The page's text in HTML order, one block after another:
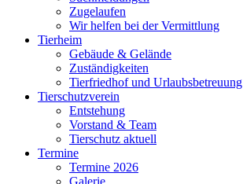
Zugelaufen
Wir helfen bei der Vermittlung
Tierheim
Gebäude & Gelände
Zuständigkeiten
Tierfriedhof und Urlaubsbetreuung
Tierschutzverein
Entstehung
Vorstand & Team
Tierschutz aktuell
Termine
Termine 2026
Galerie